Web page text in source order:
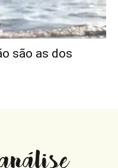
são as dos